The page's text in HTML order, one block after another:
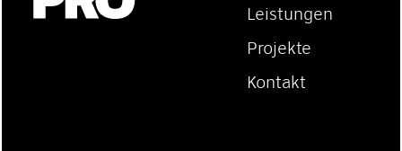
Leistungen
Projekte
Kontakt